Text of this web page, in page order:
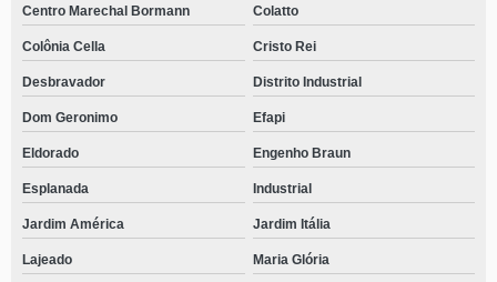
Centro Marechal Bormann Colatto
Colônia Cella Cristo Rei
Desbravador Distrito Industrial
Dom Geronimo Efapi
Eldorado Engenho Braun
Esplanada Industrial
Jardim América Jardim Itália
Lajeado Maria Glória